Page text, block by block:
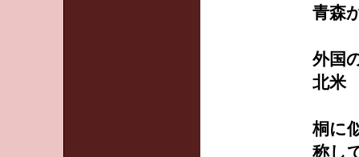
青森
外国
北米
桐に
称し